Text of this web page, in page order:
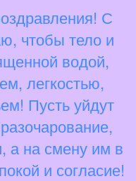
С
чтобы тело и
водой,
легкостью,
Пусть уйдут
а на смену им в
и согласие!